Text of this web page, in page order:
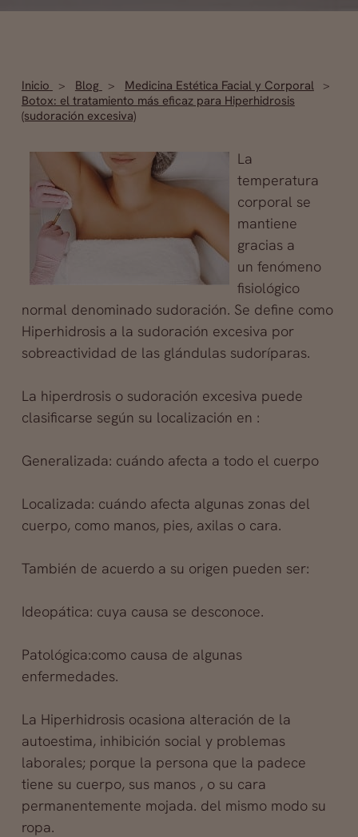
Inicio Blog
Medicina Estética Facial y Corporal
Botox: el tratamiento más eficaz para Hiperhidrosis
(sudoración excesiva)
La
temperatura
corporal se
mantiene
gracias a
un fenómeno
fisiológico
normal denominado sudoración. Se define como
Hiperhidrosis a la sudoración excesiva por
sobreactividad de las glándulas sudoríparas.
La hiperdrosis o sudoración excesiva puede
clasificarse según su localización en :
Generalizada: cuándo afecta a todo el cuerpo
Localizada: cuándo afecta algunas zonas del
cuerpo, como manos, pies, axilas o cara.
También de acuerdo a su origen pueden ser:
Ideopática: cuya causa se desconoce.
Patológica:como causa de algunas
enfermedades.
La Hiperhidrosis ocasiona alteración de la
autoestima, inhibición social y problemas
laborales; porque la persona que la padece
tiene su cuerpo, sus manos , o su cara
permanentemente mojada. del mismo modo su
ropa.